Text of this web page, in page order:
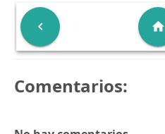
 home
Comentarios: